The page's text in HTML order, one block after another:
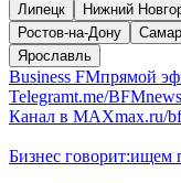
Липецк
Нижний
Ростов-на-Дону
Ярославль
Business FMпрямой
Telegramt.me/BFMnews
Канал в MAXmax.ru/
Бизнес говорит:ищем